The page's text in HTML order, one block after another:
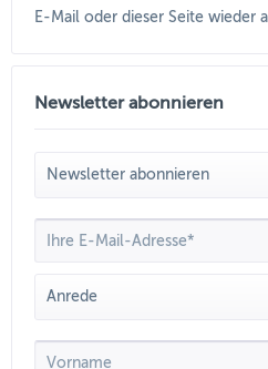
E-Mail oder dieser Seite wieder
Newsletter abonnieren